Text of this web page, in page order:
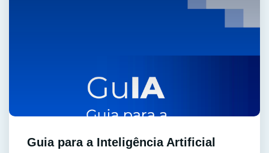
Guia para a Inteligência Artificial